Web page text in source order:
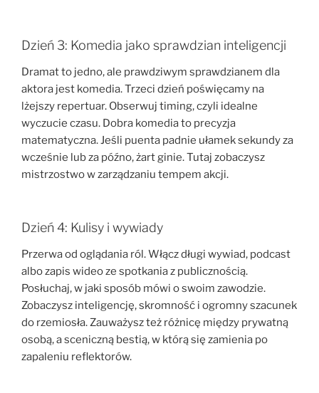
Dzień 3: Komedia jako sprawdzian inteligencji
Dramat to jedno, ale prawdziwym sprawdzianem dla
aktora jest komedia. Trzeci dzień poświęcamy na
lżejszy repertuar. Obserwuj timing, czyli idealne
wyczucie czasu. Dobra komedia to precyzja
matematyczna. Jeśli puenta padnie ułamek sekundy za
wcześnie lub za późno, żart ginie. Tutaj zobaczysz
mistrzostwo w zarządzaniu tempem akcji.
Dzień 4: Kulisy i wywiady
Przerwa od oglądania ról. Włącz długi wywiad, podcast
albo zapis wideo ze spotkania z publicznością.
Posłuchaj, w jaki sposób mówi o swoim zawodzie.
Zobaczysz inteligencję, skromność i ogromny szacunek
do rzemiosła. Zauważysz też różnicę między prywatną
osobą, a sceniczną bestią, w którą się zamienia po
zapaleniu reflektorów.